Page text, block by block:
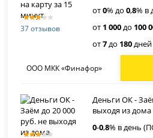
37 отзывов
от0% до0,8% в
от 1 000до 100
от7до 180дней
ООО МКК «Финафор»
Деньги ОК -
выходя из дома
0-0,8% в день